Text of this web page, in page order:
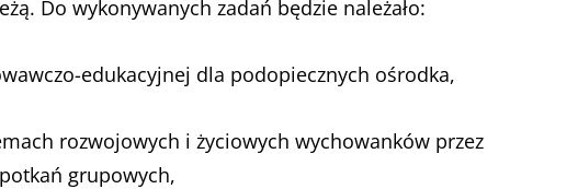
Do wykonywanych zadań będzie należało:
edukacyjnej dla podopiecznych ośrodka,
rozwojowych i życiowych wychowanków przez
grupowych,